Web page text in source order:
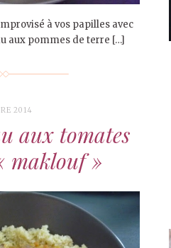
à vos papilles avec
aux pommes de terre […]
2014
aux tomates
maklouf »